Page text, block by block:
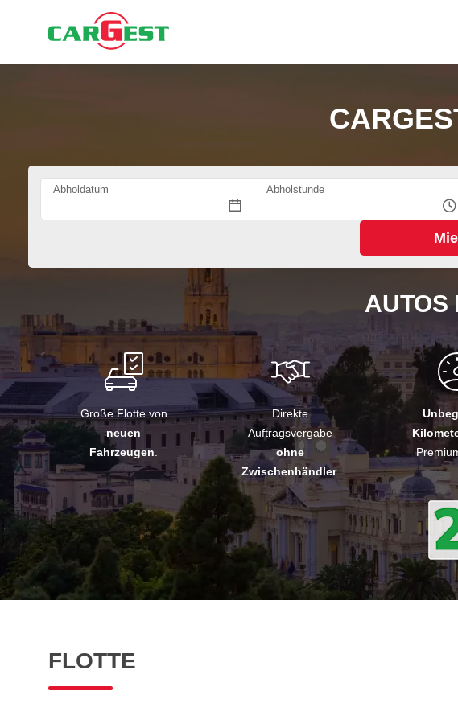
Abholdatum Abholstunde
AUTOS
Große Flotte von
neuen
Fahrzeugen
Direkte
Auftragsvergabe
ohne
Zwischenhändler.
FLOTTE